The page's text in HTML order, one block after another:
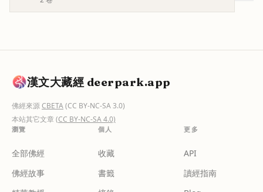
漢文大藏經 deerpark.app
佛經來源CBETA(CC BY-NC-SA 3.0)
本站其它文章(CC BY-NC-SA 4.0)
瀏覽
全部佛經
佛經故事
個人
收藏
書籤
更多
API
讀經指南